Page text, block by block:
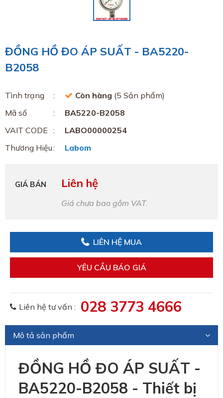
ĐỒNG HỒ ĐO ÁP SUẤT - BA5220-
B2058
Tình trạng Còn hàng (5 Sản phẩm)
Mã số
BA5220-B2058
VAIT CODE
LABO00000254
Thương Hiệu
Labom
GIÁ BÁN Liên hệ
Giá chưa bao gồm VAT.
LIÊN HỆ MUA
YÊU CẦU BÁO GIÁ
Liên hệ tư vấn : 028 3773 4666
Mô tả sản phẩm
ĐỒNG HỒ ĐO ÁP SUẤT -
BA5220-B2058 - Thiết bị